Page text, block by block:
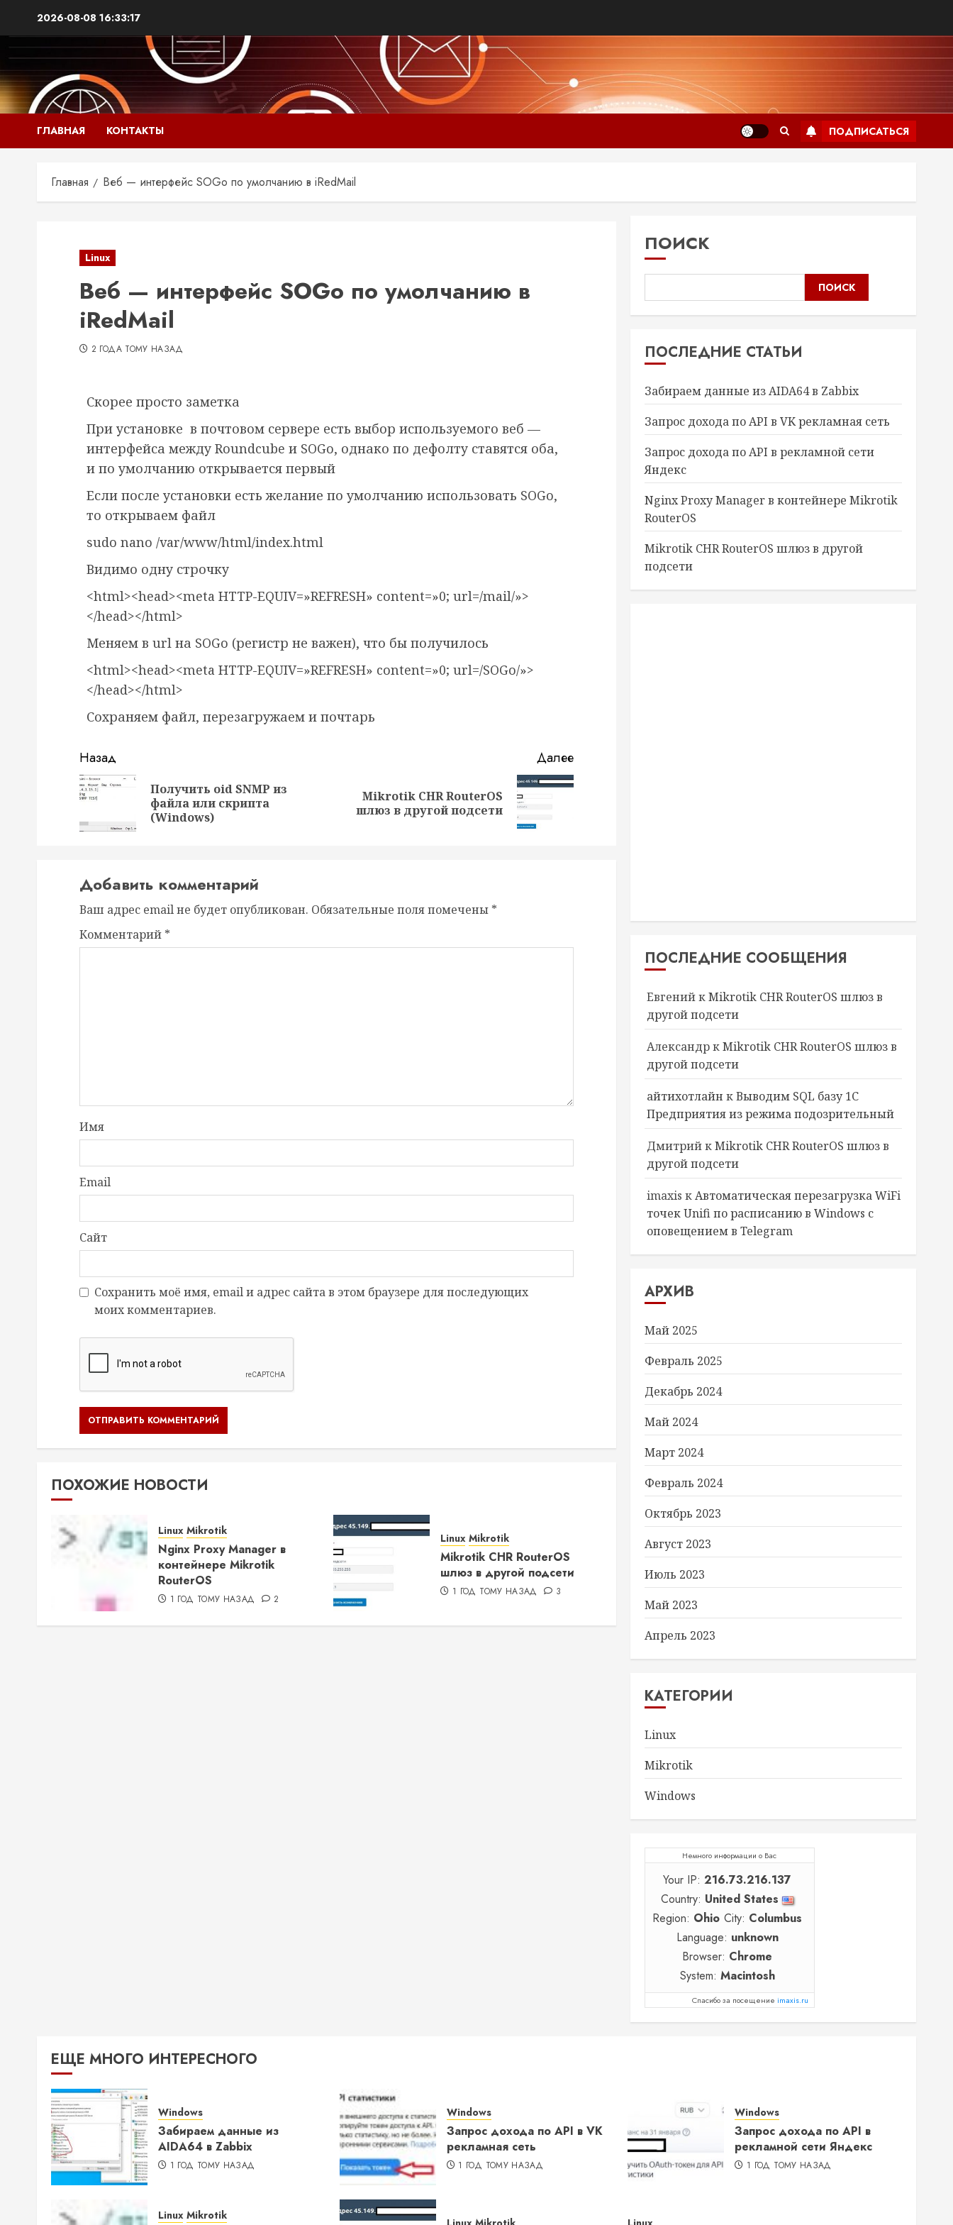
2026-08-08 16:33:18
ГЛАВНАЯ КОНТАКТЫ ПОДПИСАТЬСЯ
Главная Веб — интерфейс SOGo по умолчанию в iRedMail
Linux
Веб — интерфейс SOGo по умолчанию в
iRedMail
2 ГОДА ТОМУ НАЗАД
Скорее просто заметка
При установке в почтовом сервере есть выбор используемого веб —
интерфейса между Roundcube и SOGo, однако по дефолту ставятся оба,
и по умолчанию открывается первый
Если после установки есть желание по умолчанию использовать SOGo,
то открываем файл
sudo nano /var/www/html/index.html
Видимо одну строчку
<html><head><meta HTTP-EQUIV=»REFRESH» content=»0; url=/mail/»>
</head></html>
Меняем в url на SOGo (регистр не важен), что бы получилось
<html><head><meta HTTP-EQUIV=»REFRESH» content=»0; url=/SOGo/»>
</head></html>
Сохраняем файл, перезагружаем и почтарь
Назад
Получить oid SNMP из
файла или скрипта
(Windows)
Далее
Mikrotik CHR RouterOS
шлюз в другой подсети
Добавить комментарий
Ваш адрес email не будет опубликован. Обязательные поля помечены *
Комментарий *
Имя
Email
Сайт
Сохранить моё имя, email и адрес сайта в этом браузере для последующих
моих комментариев.
ПОХОЖИЕ НОВОСТИ
Linux Mikrotik
Nginx Proxy Manager в
контейнере Mikrotik
RouterOS
1 ГОД ТОМУ НАЗАД 2
Linux Mikrotik
Mikrotik CHR RouterOS
шлюз в другой подсети
1 ГОД ТОМУ НАЗАД 3
ПОИСК
ПОИСК
ПОСЛЕДНИЕ СТАТЬИ
Забираем данные из AIDA64 в Zabbix
Запрос дохода по API в VK рекламная сеть
Запрос дохода по API в рекламной сети
Яндекс
Nginx Proxy Manager в контейнере Mikrotik
RouterOS
Mikrotik CHR RouterOS шлюз в другой
подсети
ПОСЛЕДНИЕ СООБЩЕНИЯ
ЕвгенийкMikrotik CHR RouterOS шлюз в
другой подсети
АлександркMikrotik CHR RouterOS шлюз в
другой подсети
айтихотлайн кВыводим SQL базу 1С
Предприятия из режима подозрительный
ДмитрийкMikrotik CHR RouterOS шлюз в
другой подсети
imaxis кАвтоматическая перезагрузка WiFi
точек Unifi по расписанию в Windows с
оповещением в Telegram
АРХИВ
Май 2025
Февраль 2025
Декабрь 2024
Май 2024
Март 2024
Февраль 2024
Октябрь 2023
Август 2023
Июль 2023
Май 2023
Апрель 2023
КАТЕГОРИИ
Linux
Mikrotik
Windows
Немного информации о Вас
Your IP:216.73.216.137
Country: United States
Region: Ohio City: Columbus
Language: unknown
Browser: Chrome
System: Macintosh
Спасибо за посещение imaxis.ru
ЕЩЕ МНОГО ИНТЕРЕСНОГО
Windows
Забираем данные из
AIDA64 в Zabbix
1 ГОД ТОМУ НАЗАД
Windows
Запрос дохода по API в VK
рекламная сеть
1 ГОД ТОМУ НАЗАД
Windows
Запрос дохода по API в
рекламной сети Яндекс
1 ГОД ТОМУ НАЗАД
Linux Mikrotik